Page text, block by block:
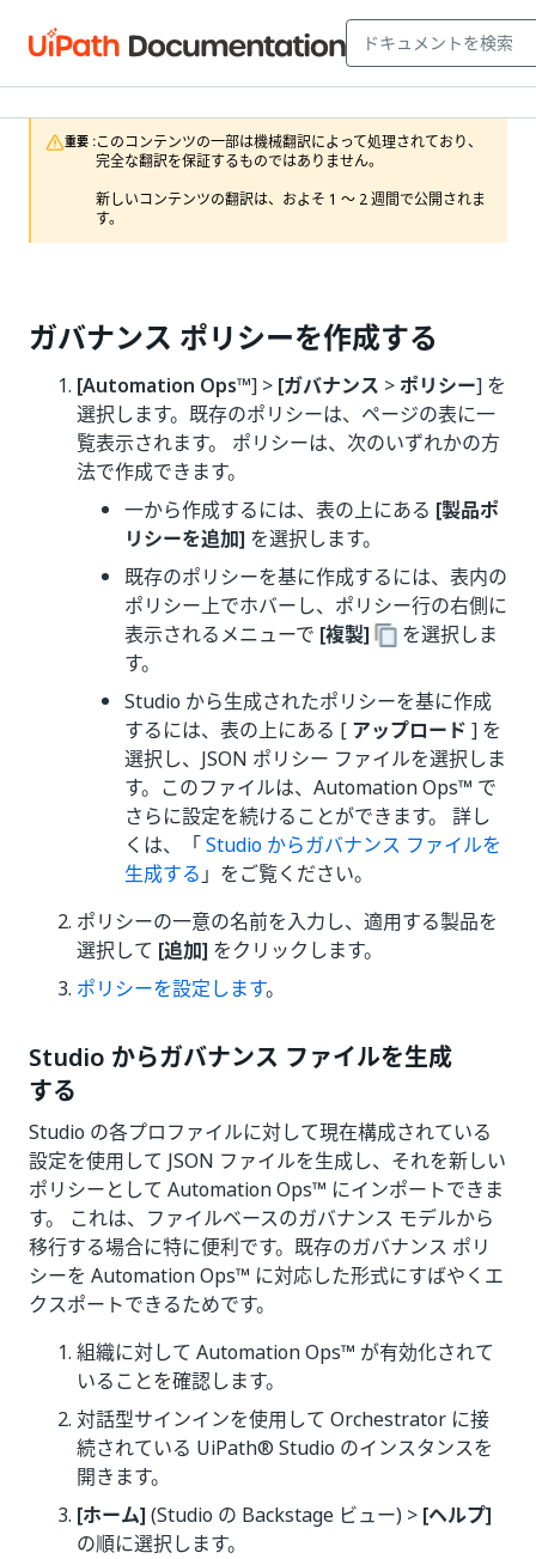
重要 :このコンテンツの一部は機械翻訳によって処理されており、
完全な翻訳を保証するものではありません。
新しいコンテンツの翻訳は、およそ 1 ～ 2 週間で公開されま
す。
ガバナンス ポリシーを作成する
[Automation Ops™] > [ガバナンス >ポリシー] を
選択します。既存のポリシーは、ページの表に一
覧表示されます。 ポリシーは、次のいずれかの方
法で作成できます。
一から作成するには、表の上にある [製品ポ
リシーを追加] を選択します。
既存のポリシーを基に作成するには、表内の
ポリシー上でホバーし、ポリシー行の右側に
表示されるメニューで [複製]
を選択しま
す。
Studio から生成されたポリシーを基に作成
するには、表の上にある [ アップロード ] を
選択し、JSON ポリシー ファイルを選択しま
す。このファイルは、Automation Ops™ で
さらに設定を続けることができます。 詳し
くは、「Studio からガバナンス ファイルを
生成する 」をご覧ください。
ポリシーの一意の名前を入力し、適用する製品を
選択して [追加] をクリックします。
ポリシーを設定します。
Studio からガバナンス ファイルを生成
する
Studio の各プロファイルに対して現在構成されている
設定を使用して JSON ファイルを生成し、それを新しい
ポリシーとして Automation Ops™ にインポートできま
す。 これは、ファイルベースのガバナンス モデルから
移行する場合に特に便利です。既存のガバナンス ポリ
シーを Automation Ops™ に対応した形式にすばやくエ
クスポートできるためです。
組織に対して Automation Ops™ が有効化されて
いることを確認します。
対話型サインインを使用して Orchestrator に接
続されている UiPath® Studio のインスタンスを
開きます。
[ホーム] (Studio の Backstage ビュー) > [ヘルプ]
の順に選択します。